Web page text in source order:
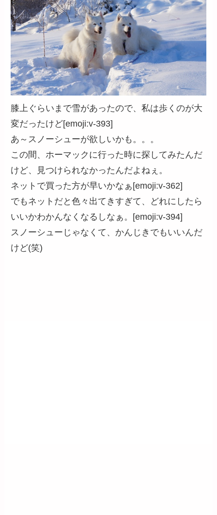
膝上ぐらいまで雪があったので、私は歩くのが大
変だったけど[emoji:v-393]
あ～スノーシューが欲しいかも。。。
この間、ホーマックに行った時に探してみたんだ
けど、見つけられなかったんだよねぇ。
ネットで買った方が早いかなぁ[emoji:v-362]
でもネットだと色々出てきすぎて、どれにしたら
いいかわかんなくなるしなぁ。[emoji:v-394]
スノーシューじゃなくて、かんじきでもいいんだ
けど(笑)